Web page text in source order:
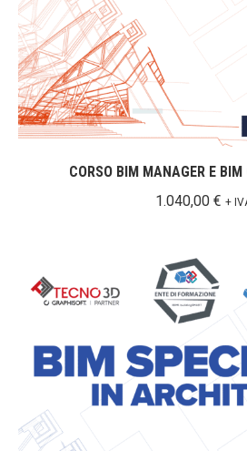
CORSO BIM MANAGER E BIM
1.040,00 € +